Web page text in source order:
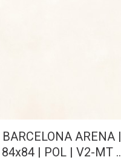
BARCELONA ARENA |
| POL | V2-MT |